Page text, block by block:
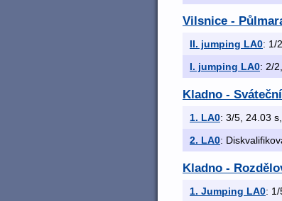
Vilsnice -
II. jumping LA0: 1/
I. jumping LA0: 2/
Kladno -
1. LA0: 3/5, 24.03
2. LA0:
Kladno -
1. Jumping LA0: